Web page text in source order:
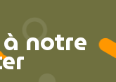
notre